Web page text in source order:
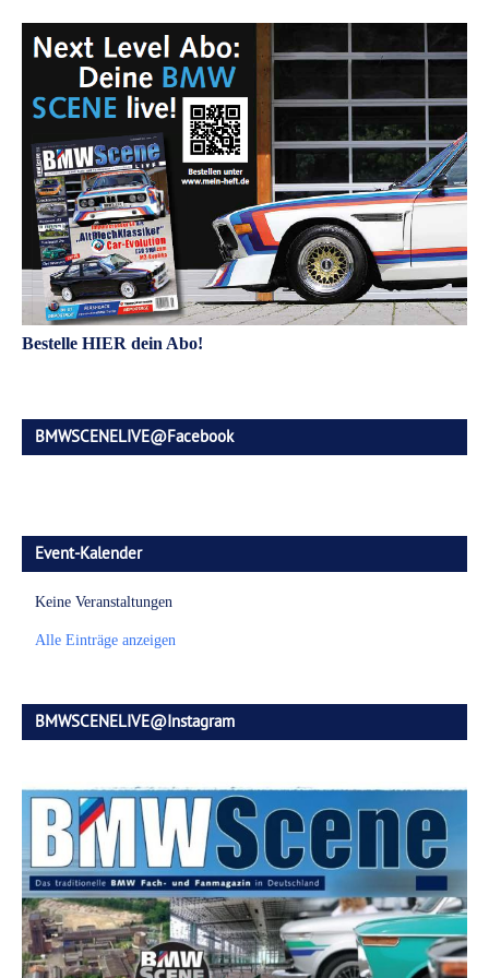
Bestelle HIER dein Abo!
BMWSCENELIVE@Facebook
Event-Kalender
Keine Veranstaltungen
Alle Einträge anzeigen
BMWSCENELIVE@Instagram